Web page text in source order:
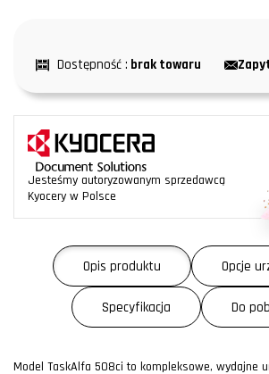
Dostępność : brak towaru
Jesteśmy autoryzowanym sprzedawcą
Kyocery w Polsce
Opis produktu Opcje
Specyfikacja Do
Model TaskAlfa 508ci to kompleksowe, wydajne